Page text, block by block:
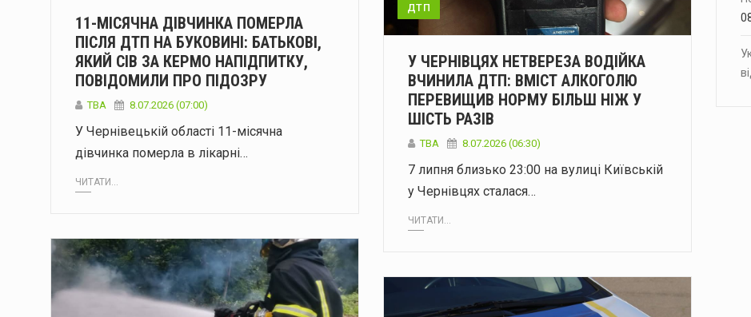
11-МІСЯЧНА ДІВЧИНКА ПОМЕРЛА
ПІСЛЯ ДТП НА БУКОВИНІ: БАТЬКОВІ,
ЯКИЙ СІВ ЗА КЕРМО НАПІДПИТКУ,
ПОВІДОМИЛИ ПРО ПІДОЗРУ
ТВА 8.07.2026 (07:00)
У Чернівецькій області 11-місячна
дівчинка померла в лікарні…
ЧИТАТИ...
ДТП
У ЧЕРНІВЦЯХ НЕТВЕРЕЗА ВОДІЙКА
ВЧИНИЛА ДТП: ВМІСТ АЛКОГОЛЮ
ПЕРЕВИЩИВ НОРМУ БІЛЬШ НІЖ У
ШІСТЬ РАЗІВ
ТВА 8.07.2026 (06:30)
7 липня близько 23:00 на вулиці Київській
у Чернівцях сталася…
ЧИТАТИ...